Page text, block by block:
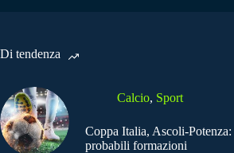
Di tendenza
Calcio, Sport
Coppa Italia, Ascoli-
probabili formazioni